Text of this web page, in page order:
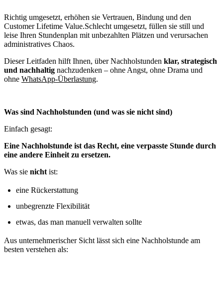
Richtig umgesetzt, erhöhen sie Vertrauen, Bindung und den
Customer Lifetime Value.Schlecht umgesetzt, füllen sie still und
leise Ihren Stundenplan mit unbezahlten Plätzen und verursachen
administratives Chaos.
Dieser Leitfaden hilft Ihnen, über Nachholstunden klar, strategisch
und nachhaltig nachzudenken – ohne Angst, ohne Drama und
ohne WhatsApp-Überlastung.
Was sind Nachholstunden (und was sie nicht sind)
Einfach gesagt:
Eine Nachholstunde ist das Recht, eine verpasste Stunde durch
eine andere Einheit zu ersetzen.
Was sie nicht ist:
eine Rückerstattung
unbegrenzte Flexibilität
etwas, das man manuell verwalten sollte
Aus unternehmerischer Sicht lässt sich eine Nachholstunde am
besten verstehen als: